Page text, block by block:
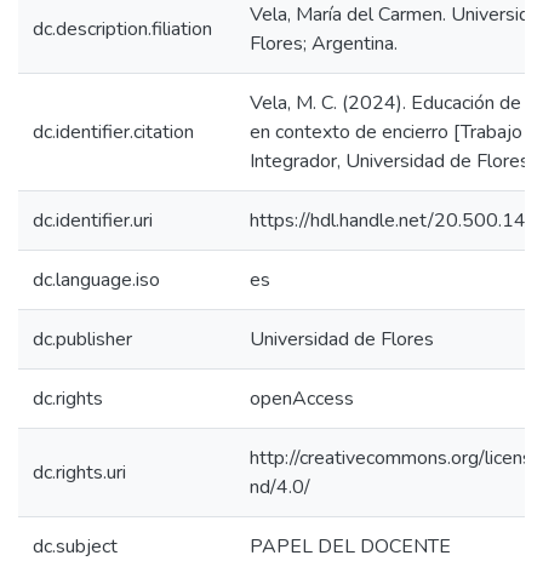
dc.description.filiation
Vela, María del Carmen.
Flores; Argentina.
dc.identifier.citation
Vela, M. C. (2024). Educación de
en contexto de encierro [Trabajo
Integrador, Universidad de Flores].
dc.identifier.uri https://hdl.handle.net/
dc.language.iso es
dc.publisher Universidad de Flores
dc.rights openAccess
dc.rights.uri
http://creativecommons.org/
nd/4.0/
dc.subject PAPEL DEL DOCENTE